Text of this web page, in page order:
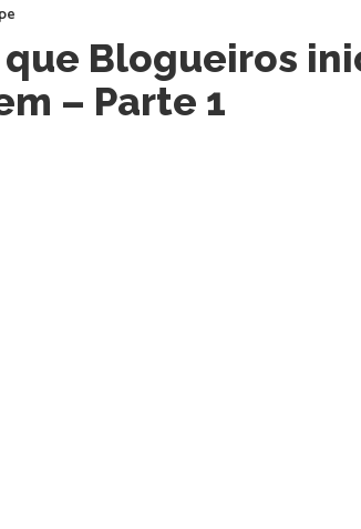
que Blogueiros
– Parte 1